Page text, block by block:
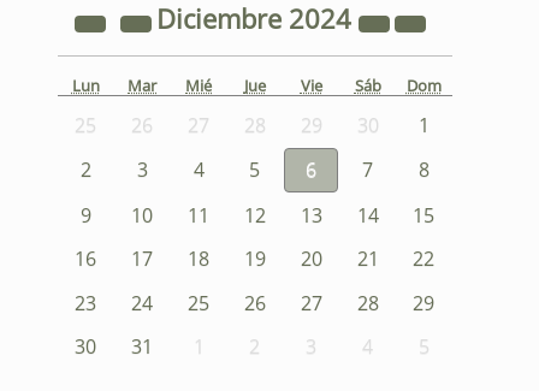
Diciembre 2024
Lun Mar Mié Jue Vie Sáb Dom
25 26 27 28 29 30
1
2
3 4 5 6 7
8
9
10 11 12 13 14
15
16
17 18 19 20 21
22
23
24 25 26 27 28
29
30
31 1 2 3 4 5